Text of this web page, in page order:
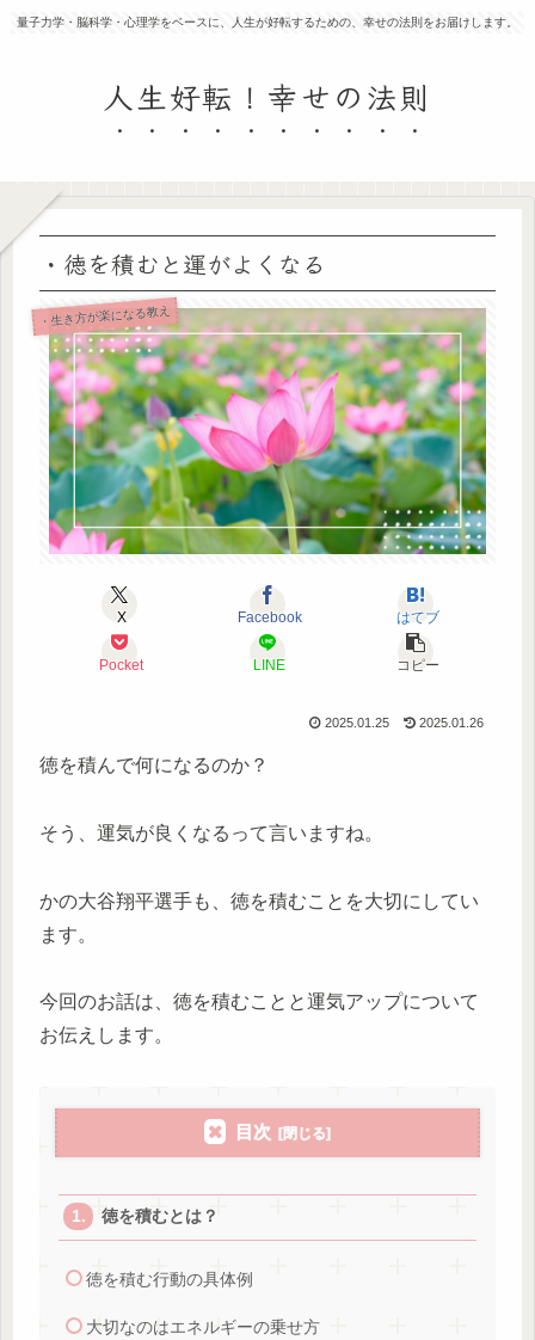
量子力学・脳科学・心理学をベースに、人生が好転するための、幸せの法則をお届けします。
人生好転！幸せの法則
・徳を積むと運がよくなる
・生き方が楽になる教え
X Facebook はてブ
Pocket LINE コピー
2025.01.25 2025.01.26
徳を積んで何になるのか？
そう、運気が良くなるって言いますね。
かの大谷翔平選手も、徳を積むことを大切にしてい
ます。
今回のお話は、徳を積むことと運気アップについて
お伝えします。
目次
徳を積むとは？
徳を積む行動の具体例
大切なのはエネルギーの乗せ方